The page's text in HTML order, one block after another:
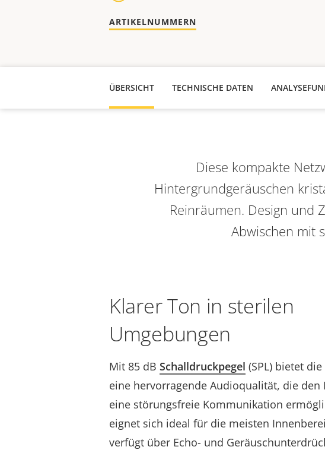
ARTIKELNUMMERN
ÜBERSICHT TECHNISCHE DATEN
Diese kompakte
Hintergrundgeräuschen
Reinräumen. Design und
Abwischen mit
Klarer Ton in sterilen
Umgebungen
Mit 85 dB Schalldruckpegel (SPL) bietet die
eine hervorragende Audioqualität, die den
eine störungsfreie Kommunikation
eignet sich ideal für die meisten
verfügt über Echo- und